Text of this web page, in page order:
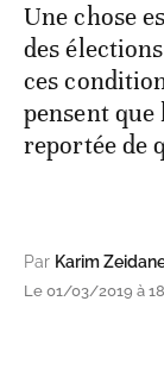
Une chose
des
ces
pensent
reportée de
Par Karim
Le 01/03/2019 à